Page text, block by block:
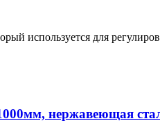
используется для
нержавеющая